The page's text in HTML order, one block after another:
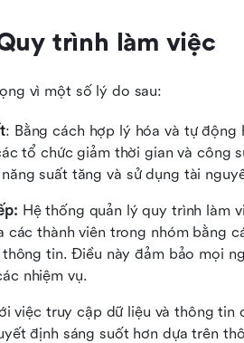
trình làm việc
vì một số lý do sau:
: Bằng cách hợp lý hóa và tự
tổ chức giảm thời gian và công
suất tăng và sử dụng tài
Hệ thống quản lý quy trình làm
thành viên trong nhóm bằng
tin. Điều này đảm bảo mọi
nhiệm vụ.
việc truy cập dữ liệu và thông tin
định sáng suốt hơn dựa trên